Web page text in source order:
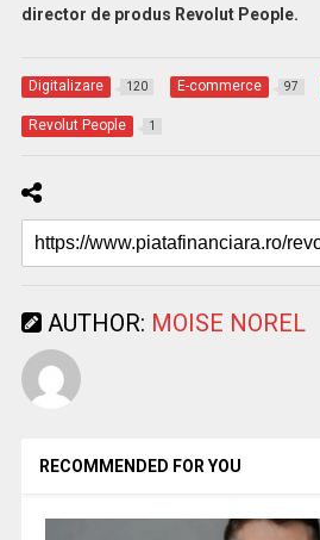
director de produs Revolut People.
Digitalizare 120 E-commerce 97
Revolut People 1
AUTHOR: MOISE NOREL
RECOMMENDED FOR YOU